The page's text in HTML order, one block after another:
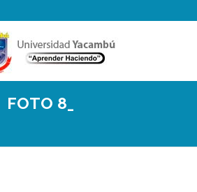
FOTO 8_